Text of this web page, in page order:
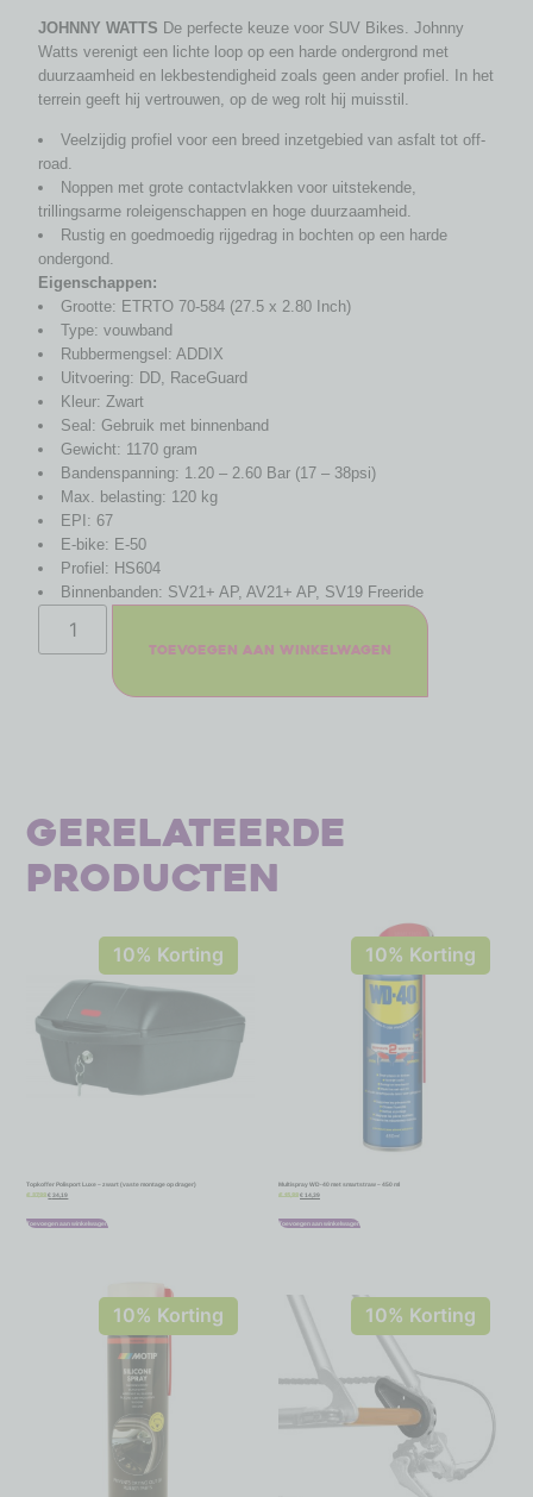
JOHNNY WATTS De perfecte keuze voor SUV Bikes. Johnny
Watts verenigt een lichte loop op een harde ondergrond met
duurzaamheid en lekbestendigheid zoals geen ander profiel. In het
terrein geeft hij vertrouwen, op de weg rolt hij muisstil.
Veelzijdig profiel voor een breed inzetgebied van asfalt tot off-
road.
Noppen met grote contactvlakken voor uitstekende,
trillingsarme roleigenschappen en hoge duurzaamheid.
Rustig en goedmoedig rijgedrag in bochten op een harde
ondergond.
Eigenschappen:
Grootte: ETRTO 70-584 (27.5 x 2.80 Inch)
Type: vouwband
Rubbermengsel: ADDIX
Uitvoering: DD, RaceGuard
Kleur: Zwart
Seal: Gebruik met binnenband
Gewicht: 1170 gram
Bandenspanning: 1.20 – 2.60 Bar (17 – 38psi)
Max. belasting: 120 kg
EPI: 67
E-bike: E-50
Profiel: HS604
Binnenbanden: SV21+ AP, AV21+ AP, SV19 Freeride
Toevoegen aan winkelwagen
Gerelateerde
producten
10% Korting
Topkoffer Polisport Luxe – zwart (vaste montage op drager)
€37,99 €34,19
Toevoegen aan winkelwagen
10% Korting
Multispray WD-40 met smartstraw – 450 ml
€ 15,99 €14,39
Toevoegen aan winkelwagen
10% Korting 10% Korting